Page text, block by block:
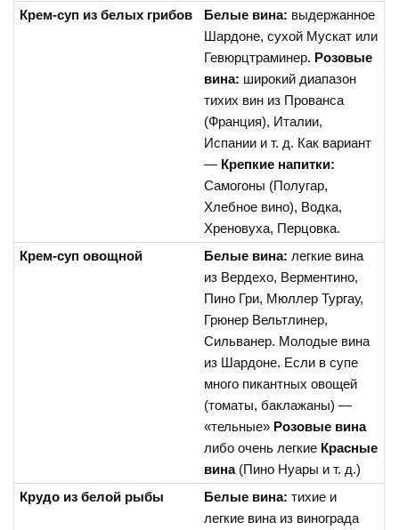
Крем-суп из белых грибов
Белые вина: выдержанное
Шардоне, сухой Мускат или
Гевюрцтраминер. Розовые
вина: широкий диапазон
тихих вин из Прованса
(Франция), Италии,
Испании и т. д. Как вариант
— Крепкие напитки:
Самогоны (Полугар,
Хлебное вино), Водка,
Хреновуха, Перцовка.
Крем-суп овощной
Белые вина: легкие вина
из Вердехо, Верментино,
Пино Гри, Мюллер Тургау,
Грюнер Вельтлинер,
Сильванер. Молодые вина
из Шардоне. Если в супе
много пикантных овощей
(томаты, баклажаны) —
«тельные» Розовые вина
либо очень легкие Красные
вина(Пино Нуары и т. д.)
Крудо из белой рыбы
Белые вина: тихие и
легкие вина из винограда